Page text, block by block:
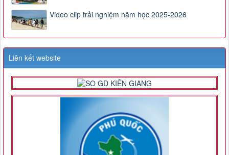
Video clip trải nghiệm năm học 2025-2026
Liên kết website